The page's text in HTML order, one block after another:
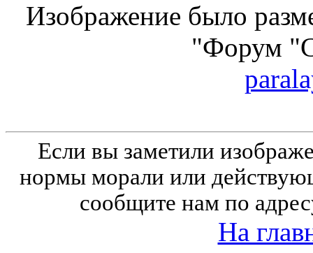
Изображение было
"Форум
Если вы заметили
нормы морали или
сообщите нам по
На